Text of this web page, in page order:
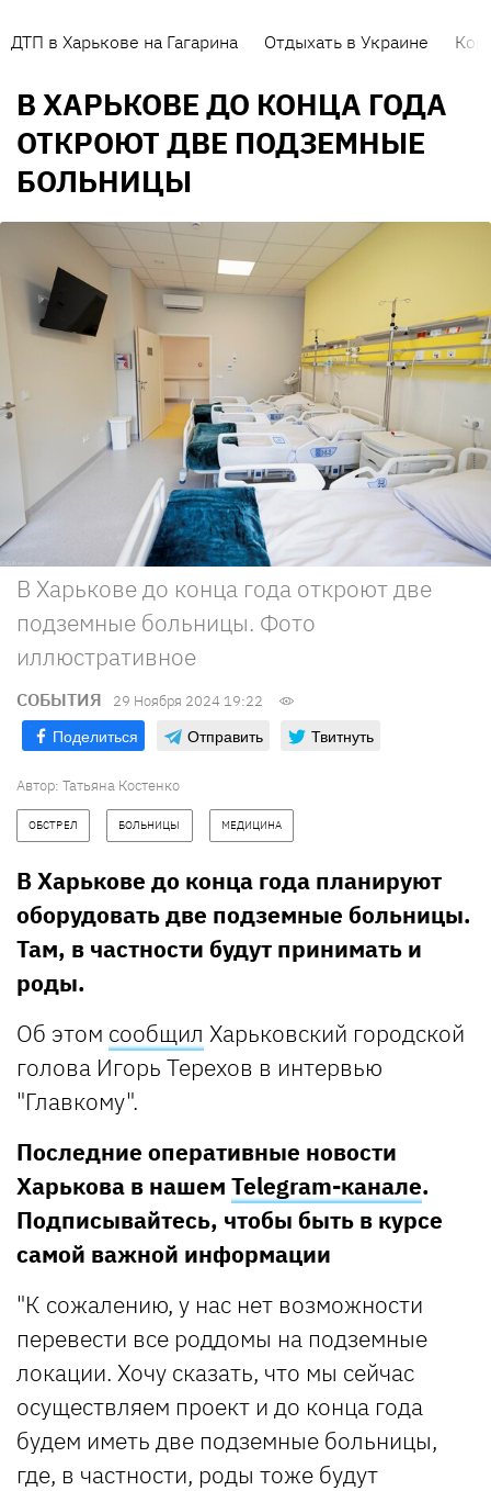
ДТП в Харькове на Гагарина Отдыхать в Украине
В ХАРЬКОВЕ ДО КОНЦА ГОДА
ОТКРОЮТ ДВЕ ПОДЗЕМНЫЕ
БОЛЬНИЦЫ
В Харькове до конца года откроют две
подземные больницы. Фото
иллюстративное
СОБЫТИЯ 29 Ноября 2024 19:22
Поделиться Отправить Твитнуть
Автор: Татьяна Костенко
ОБСТРЕЛ БОЛЬНИЦЫ МЕДИЦИНА
В Харькове до конца года планируют
оборудовать две подземные больницы.
Там, в частности будут принимать и
роды.
Об этом сообщил Харьковский городской
голова Игорь Терехов в интервью
"Главкому".
Последние оперативные новости
Харькова в нашем Telegram-канале.
Подписывайтесь, чтобы быть в курсе
самой важной информации
"К сожалению, у нас нет возможности
перевести все роддомы на подземные
локации. Хочу сказать, что мы сейчас
осуществляем проект и до конца года
будем иметь две подземные больницы,
где, в частности, роды тоже будут